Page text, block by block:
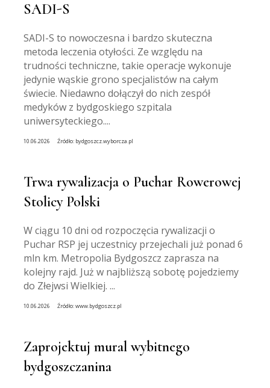
SADI-S
SADI-S to nowoczesna i bardzo skuteczna
metoda leczenia otyłości. Ze względu na
trudności techniczne, takie operacje wykonuje
jedynie wąskie grono specjalistów na całym
świecie. Niedawno dołączył do nich zespół
medyków z bydgoskiego szpitala
uniwersyteckiego....
10.06.2026 Źródło: bydgoszcz.wyborcza.pl
Trwa rywalizacja o Puchar Rowerowej
Stolicy Polski
W ciągu 10 dni od rozpoczęcia rywalizacji o
Puchar RSP jej uczestnicy przejechali już ponad 6
mln km. Metropolia Bydgoszcz zaprasza na
kolejny rajd. Już w najbliższą sobotę pojedziemy
do Złejwsi Wielkiej. ...
10.06.2026 Źródło:www.bydgoszcz.pl
Zaprojektuj mural wybitnego
bydgoszczanina